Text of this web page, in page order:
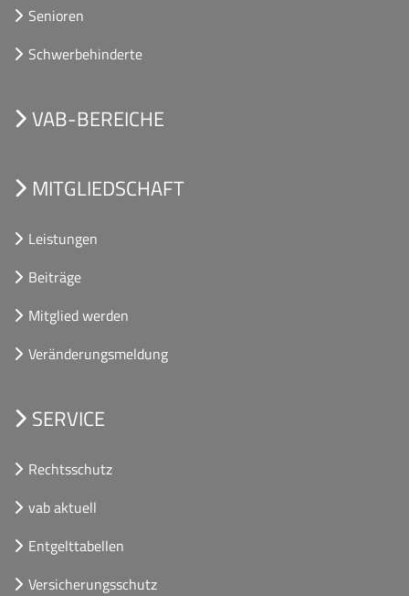
Senioren
Schwerbehinderte
VAB-BEREICHE
MITGLIEDSCHAFT
Leistungen
Beiträge
Mitglied werden
Veränderungsmeldung
SERVICE
Rechtsschutz
vab aktuell
Entgelttabellen
Versicherungsschutz